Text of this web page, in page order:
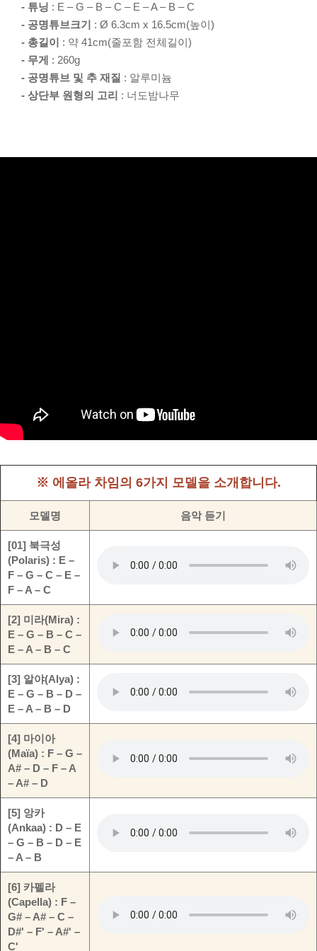
- 튜닝 : E – G – B – C – E – A – B – C
- 공명튜브크기
: Ø 6.3cm x 16.5cm(높이)
- 총길이
: 약 41cm(줄포함 전체길이)
- 무게 : 260g
- 공명튜브 및 추 재질 : 알루미늄
- 상단부 원형의 고리 : 너도밤나무
※ 에올라 차임의 6가지 모델을 소개합니다.
모델명 음악 듣기
[01] 북극성
(Polaris) : E –
F – G – C – E –
F – A – C
[2] 미라(Mira) :
E – G – B – C –
E – A – B – C
[3] 알야(Alya) :
E – G – B – D –
E – A – B – D
[4] 마이아
(Maïa) : F – G –
A# – D – F – A
– A# – D
[5] 앙카
(Ankaa) : D – E
– G – B – D – E
– A – B
[6] 카펠라
(Capella) : F –
G# – A# – C –
D#' – F' – A#' –
C'